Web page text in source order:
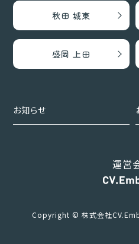
秋田 城東
盛岡 上田
お知らせ
運営
Copyright © 株式会社